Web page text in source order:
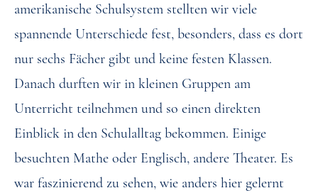
amerikanische Schulsystem stellten wir viele
spannende Unterschiede fest, besonders, dass es dort
nur sechs Fächer gibt und keine festen Klassen.
Danach durften wir in kleinen Gruppen am
Unterricht teilnehmen und so einen direkten
Einblick in den Schulalltag bekommen. Einige
besuchten Mathe oder Englisch, andere Theater. Es
war faszinierend zu sehen, wie anders hier gelernt